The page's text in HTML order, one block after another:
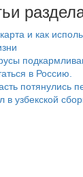
и как
в Россию.
потянулись
узбекской